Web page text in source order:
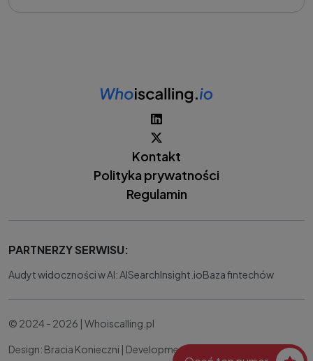
Kontakt
Polityka prywatności
Regulamin
PARTNERZY SERWISU:
Audyt widoczności w AI: AISearchInsight.ioBaza fintechów
© 2024 - 2026 | Whoiscalling.pl
Design: Bracia Konieczni | Development: